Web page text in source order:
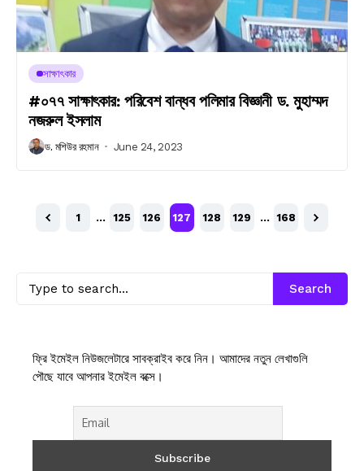
সাক্ষাৎকার
#০৭৭ সাক্ষাৎকার: পরিবেশ বান্ধব পলিমার বিজ্ঞানী ড. মুহাম্মদ
নজরুল ইসলাম
ড. মশিউর রহমান June 24, 2023
1 … 125 126 127 128 129 … 168
Search
ফ্রি ইমেইল নিউজলেটারে সাবক্রাইব করে নিন। আমাদের নতুন লেখাগুলি
পৌছে যাবে আপনার ইমেইল বক্সে।